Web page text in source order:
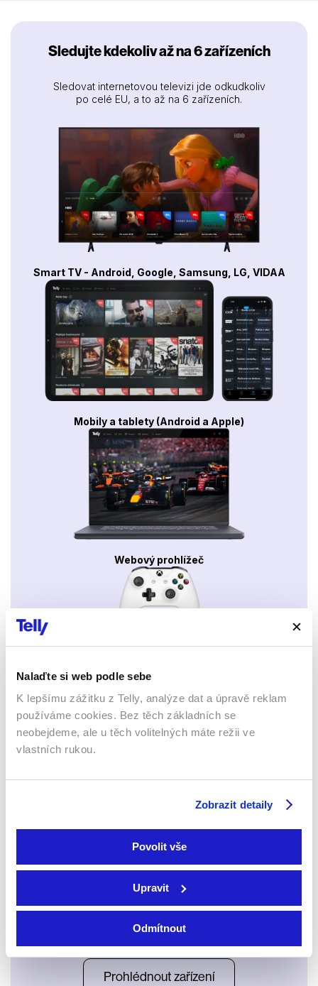
Nalaďte si web podle sebe
K lepšímu zážitku z Telly, analýze dat a úpravě reklam
používáme cookies. Bez těch základních se
neobejdeme, ale u těch volitelných máte režii ve
vlastních rukou.
Zobrazit detaily
Povolit vše
Upravit
Odmítnout
Sledujte kdekoliv až na 6 zařízeních
Sledovat internetovou televizi jde odkudkoliv
po celé EU, a to až na 6 zařízeních.
Smart TV - Android, Google, Samsung, LG, VIDAA
Mobily a tablety (Android a Apple)
Webový prohlížeč
Xbox app
Satelit
Prohlédnout zařízení